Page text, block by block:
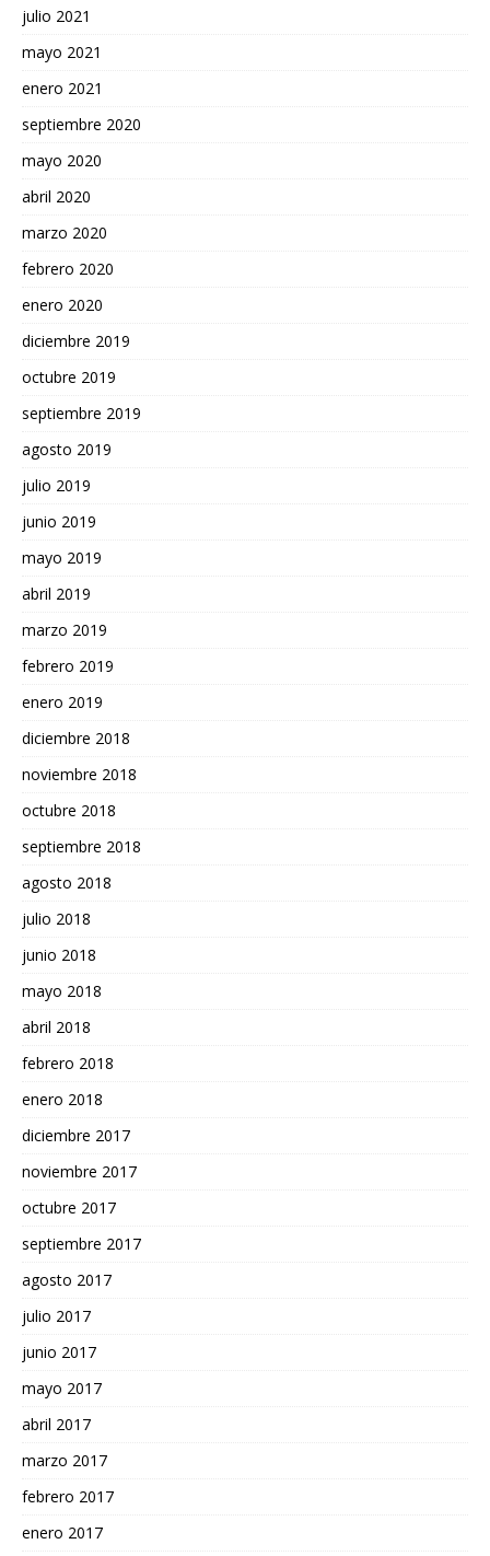
julio 2021
mayo 2021
enero 2021
septiembre 2020
mayo 2020
abril 2020
marzo 2020
febrero 2020
enero 2020
diciembre 2019
octubre 2019
septiembre 2019
agosto 2019
julio 2019
junio 2019
mayo 2019
abril 2019
marzo 2019
febrero 2019
enero 2019
diciembre 2018
noviembre 2018
octubre 2018
septiembre 2018
agosto 2018
julio 2018
junio 2018
mayo 2018
abril 2018
febrero 2018
enero 2018
diciembre 2017
noviembre 2017
octubre 2017
septiembre 2017
agosto 2017
julio 2017
junio 2017
mayo 2017
abril 2017
marzo 2017
febrero 2017
enero 2017